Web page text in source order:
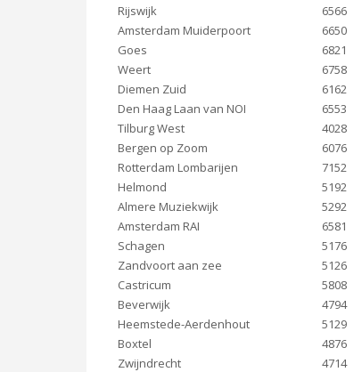
Rijswijk
6566
Amsterdam Muiderpoort
6650
Goes
6821
Weert
6758
Diemen Zuid
6162
Den Haag Laan van NOI
6553
Tilburg West
4028
Bergen op Zoom
6076
Rotterdam Lombarijen
7152
Helmond
5192
Almere Muziekwijk
5292
Amsterdam RAI
6581
Schagen
5176
Zandvoort aan zee
5126
Castricum
5808
Beverwijk
4794
Heemstede-Aerdenhout
5129
Boxtel
4876
Zwijndrecht
4714